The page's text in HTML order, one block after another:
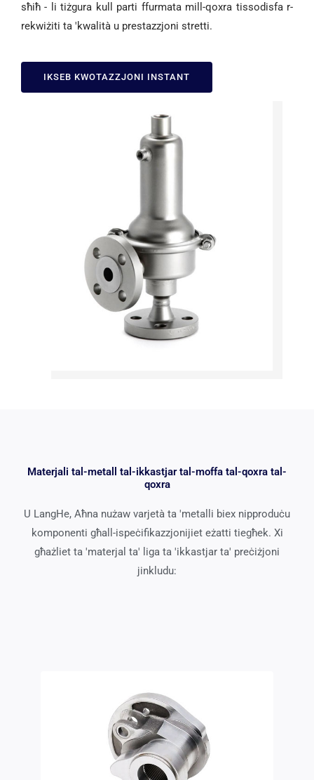
sħiħ - li tiżgura kull parti ffurmata mill-qoxra tissodisfa r-
rekwiżiti ta 'kwalità u prestazzjoni stretti.
IKSEB KWOTAZZJONI INSTANT
Materjali tal-metall tal-ikkastjar tal-moffa tal-qoxra tal-
qoxra
U LangHe, Aħna nużaw varjetà ta 'metalli biex nipproduċu
komponenti għall-ispeċifikazzjonijiet eżatti tiegħek. Xi
għażliet ta 'materjal ta' liga ta 'ikkastjar ta' preċiżjoni
jinkludu: